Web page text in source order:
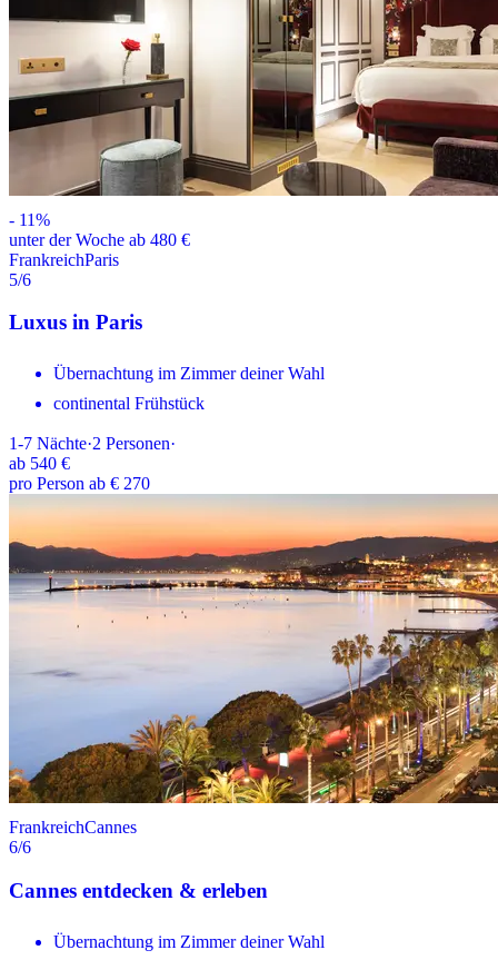
- 11%
unter der Woche ab 480 €
FrankreichParis
5/6
Luxus in Paris
Übernachtung im Zimmer deiner Wahl
continental Frühstück
1-7 Nächte·2 Personen·
ab 540 €
pro Person ab € 270
FrankreichCannes
6/6
Cannes entdecken & erleben
Übernachtung im Zimmer deiner Wahl